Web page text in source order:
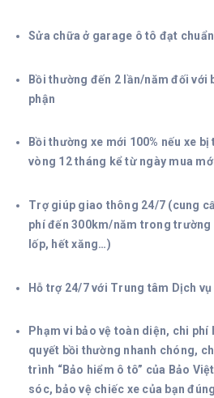
Sửa chữa ở garage ô tô đạt
Bồi thường đến 2 lần/năm đối với
phận
Bồi thường xe mới 100% nếu xe
vòng 12 tháng kể từ ngày mua
Trợ giúp giao thông 24/7 (cung
phí đến 300km/năm trong trường
lốp, hết xăng…)
Hỗ trợ 24/7 với Trung tâm Dịch vụ
Phạm vi bảo vệ toàn diện, chi phí
quyết bồi thường nhanh chóng,
trình “Bảo hiểm ô tô” của Bảo
sóc, bảo vệ chiếc xe của bạn